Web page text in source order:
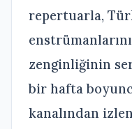
repertuarla,
zenginliğinin
bir hafta
kanalından